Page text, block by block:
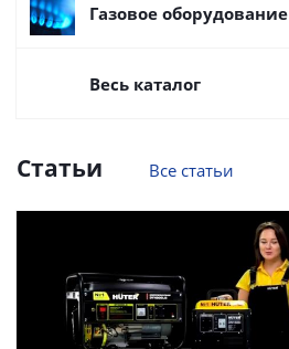
Газовое оборудование
Весь каталог
Статьи Все статьи